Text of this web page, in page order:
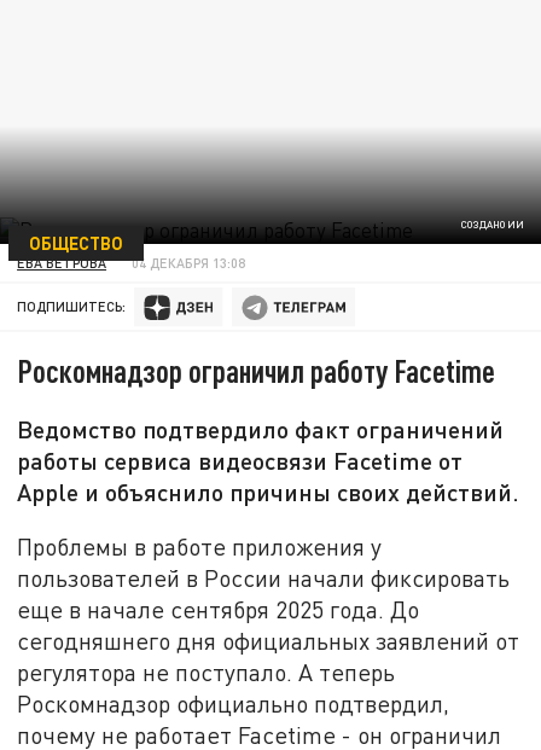
СОЗДАНО ИИ
ОБЩЕСТВО
ЕВА ВЕТРОВА 04 ДЕКАБРЯ 13:08
ПОДПИШИТЕСЬ:
Роскомнадзор ограничил работу Facetime
Ведомство подтвердило факт ограничений
работы сервиса видеосвязи Facetime от
Apple и объяснило причины своих действий.
Проблемы в работе приложения у
пользователей в России начали фиксировать
еще в начале сентября 2025 года. До
сегодняшнего дня официальных заявлений от
регулятора не поступало. А теперь
Роскомнадзор официально подтвердил,
почему не работает Facetime - он ограничил